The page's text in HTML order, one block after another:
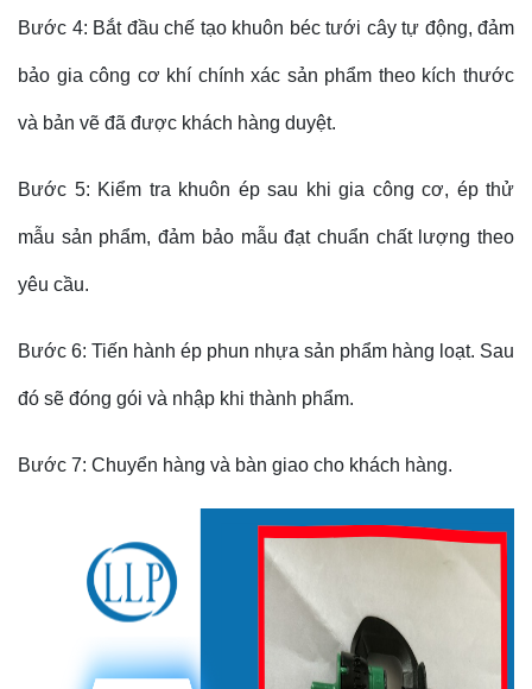
Bước 4: Bắt đầu chế tạo khuôn béc tưới cây tự động, đảm
bảo gia công cơ khí chính xác sản phẩm theo kích thước
và bản vẽ đã được khách hàng duyệt.
Bước 5: Kiểm tra khuôn ép sau khi gia công cơ, ép thử
mẫu sản phẩm, đảm bảo mẫu đạt chuẩn chất lượng theo
yêu cầu.
Bước 6: Tiến hành ép phun nhựa sản phẩm hàng loạt. Sau
đó sẽ đóng gói và nhập khi thành phẩm.
Bước 7: Chuyển hàng và bàn giao cho khách hàng.